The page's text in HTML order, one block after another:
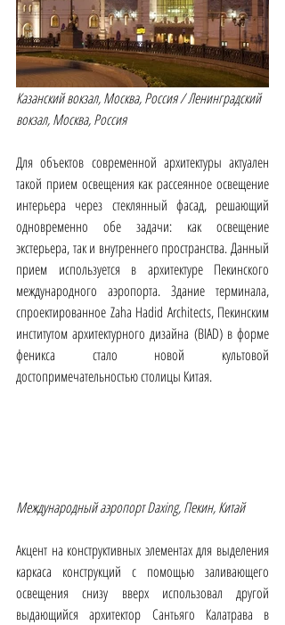
Казанский вокзал, Москва, Россия / Ленинградский
вокзал, Москва, Россия
Для объектов современной архитектуры актуален
такой прием освещения как рассеянное освещение
интерьера через стеклянный фасад, решающий
одновременно обе задачи: как освещение
экстерьера, так и внутреннего пространства. Данный
прием используется в архитектуре Пекинского
международного аэропорта. Здание терминала,
спроектированное Zaha Hadid Architects, Пекинским
институтом архитектурного дизайна (BIAD) в форме
феникса стало новой культовой
достопримечательностью столицы Китая.
Международный аэропорт Daxing, Пекин, Китай
Акцент на конструктивных элементах для выделения
каркаса конструкций с помощью заливающего
освещения снизу вверх использовал другой
выдающийся архитектор Сантьяго Калатрава в